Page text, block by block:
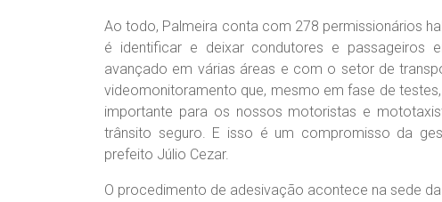
Ao todo, Palmeira conta com 278 permissionários
é identificar e deixar condutores e passageiros
avançado em várias áreas e com o setor de
videomonitoramento que, mesmo em fase de
importante para os nossos motoristas e
trânsito seguro. E isso é um compromisso da
prefeito Júlio Cezar.
O procedimento de adesivação acontece na sede